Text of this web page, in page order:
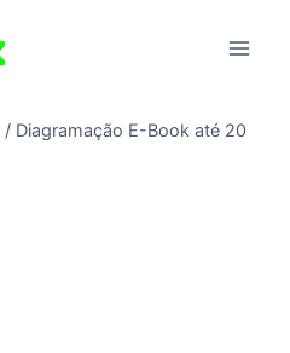
/ Diagramação E-Book até 20